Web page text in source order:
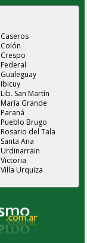
Caseros
Colón
Crespo
Federal
Gualeguay
Ibicuy
Lib. San Martín
María Grande
Paraná
Pueblo Brugo
Rosario del Tala
Santa Ana
Urdinarrain
Victoria
Villa Urquiza